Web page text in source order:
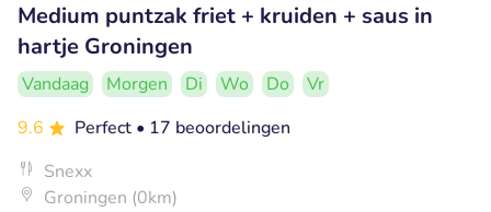
Medium puntzak friet + kruiden + saus in
hartje Groningen
Vandaag Morgen Di Wo Do
Vr
9.6
Perfect • 17 beoordelingen
Snexx
Groningen (0km)